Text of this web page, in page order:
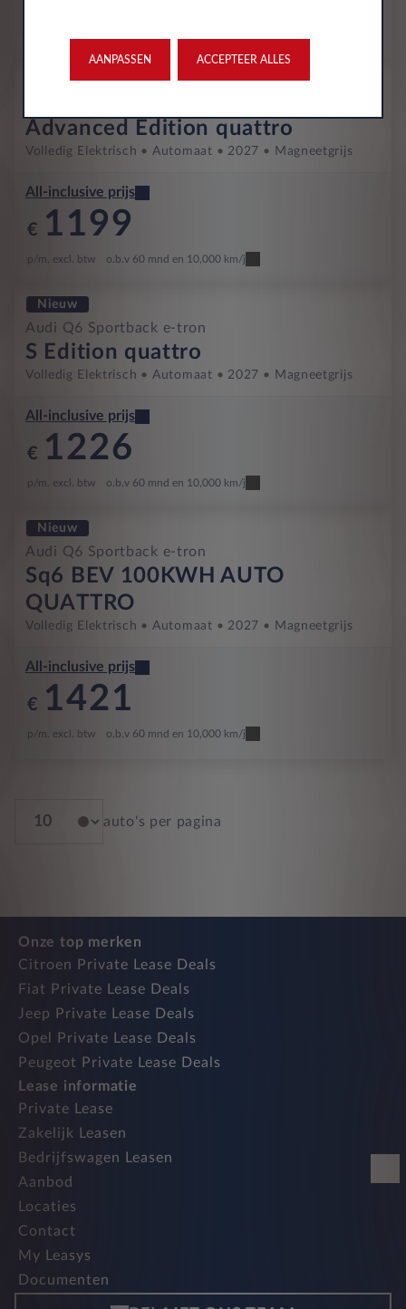
Nieuw
Advanced Edition quattro
Volledig Elektrisch Automaat 2027 Magneetgrijs
All-inclusive prijs
€ 1199
p/m. excl. btw o.b.v 60 mnd en 10,000 km/j
Nieuw
Audi Q6 Sportback e-tron
S Edition quattro
Volledig Elektrisch Automaat 2027 Magneetgrijs
All-inclusive prijs
€ 1226
p/m. excl. btw o.b.v 60 mnd en 10,000 km/j
Nieuw
Audi Q6 Sportback e-tron
Sq6 BEV 100KWH AUTO
QUATTRO
Volledig Elektrisch Automaat 2027 Magneetgrijs
All-inclusive prijs
€ 1421
p/m. excl. btw o.b.v 60 mnd en 10,000 km/j
auto's per pagina
Onze top merken
Citroen Private Lease Deals
Fiat Private Lease Deals
Jeep Private Lease Deals
Opel Private Lease Deals
Peugeot Private Lease Deals
Lease informatie
Private Lease
Zakelijk Leasen
Bedrijfswagen Leasen
Aanbod
Locaties
Contact
My Leasys
Documenten
AANPASSEN ACCEPTEER ALLES